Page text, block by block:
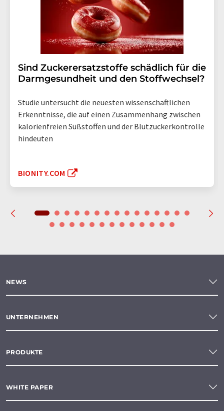
Sind Zuckerersatzstoffe schädlich für die
Darmgesundheit und den Stoffwechsel?
Studie untersucht die neuesten wissenschaftlichen
Erkenntnisse, die auf einen Zusammenhang zwischen
kalorienfreien Süßstoffen und der Blutzuckerkontrolle
hindeuten
BIONITY.COM
NEWS
UNTERNEHMEN
PRODUKTE
WHITE PAPER